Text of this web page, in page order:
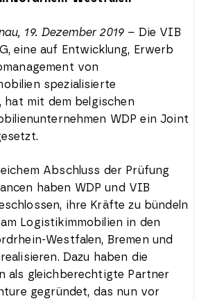
19. Dezember 2019 – Die VIB
eine auf Entwicklung, Erwerb
von
spezialisierte
hat mit dem belgischen
WDP ein Joint
Abschluss der Prüfung
haben WDP und VIB
ihre Kräfte zu bündeln
Logistikimmobilien in den
Westfalen, Bremen und
Dazu haben die
als gleichberechtigte Partner
gegründet, das nun vor